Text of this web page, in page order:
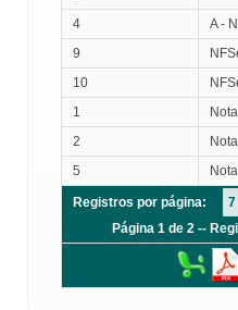
4
A -
9
10
1
2
5
Registros por página:
Página 1 de 2 --